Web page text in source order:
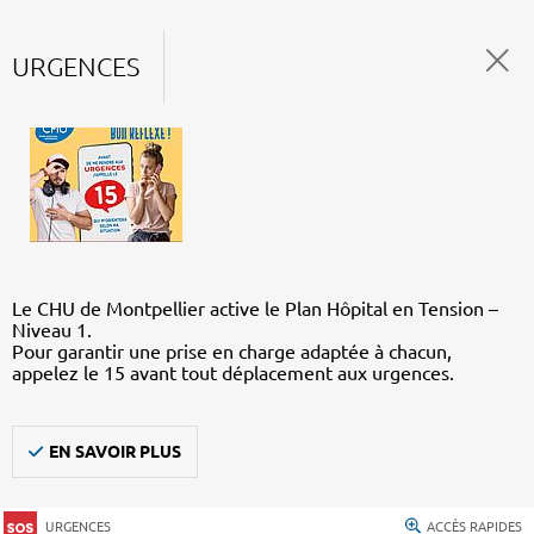
URGENCES
Le CHU de Montpellier active le Plan Hôpital en Tension –
Niveau 1.
Pour garantir une prise en charge adaptée à chacun,
appelez le 15 avant tout déplacement aux urgences.
EN SAVOIR PLUS
URGENCES ACCÈS RAPIDES